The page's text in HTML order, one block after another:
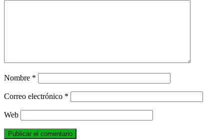
Nombre *
Correo electrónico *
Web